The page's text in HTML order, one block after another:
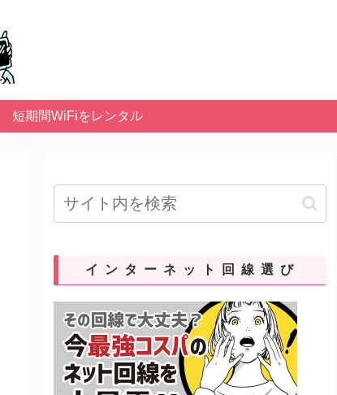
短期間WiFiをレンタル
インターネット回線選び